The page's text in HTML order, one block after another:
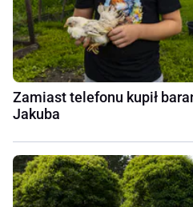
Zamiast telefonu kupił
Jakuba